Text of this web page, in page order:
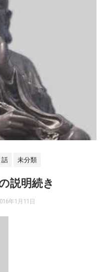
話 未分類
説明続き
年1月11日